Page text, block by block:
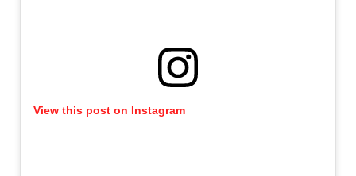
View this post on Instagram